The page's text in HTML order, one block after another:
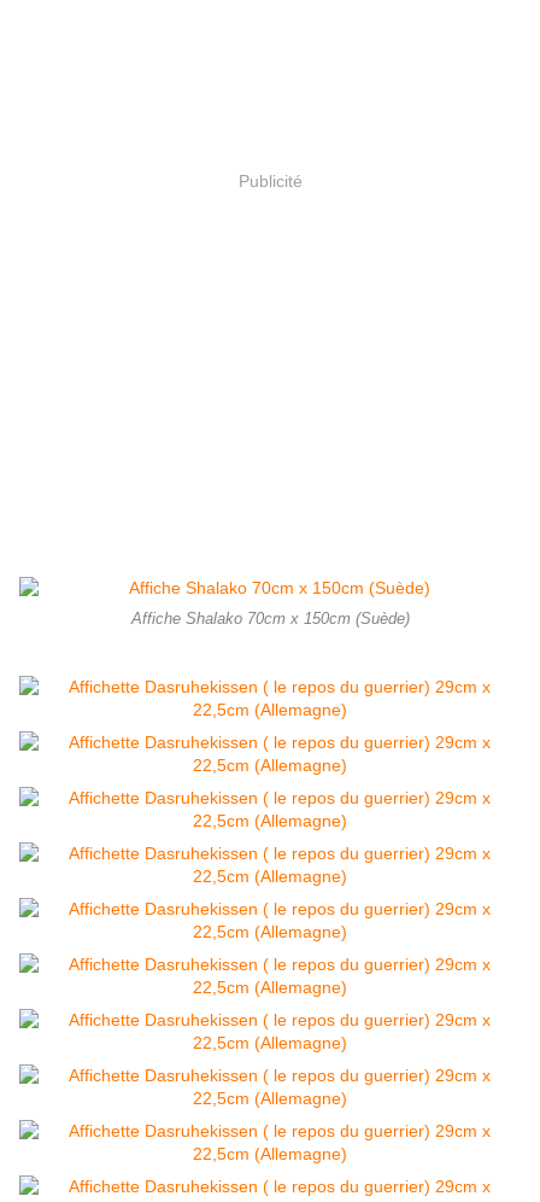
Publicité
Affiche Shalako 70cm x 150cm (Suède)